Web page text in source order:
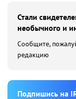
Стали
необычного и
Сообщите,
редакцию
Подпишиcь на